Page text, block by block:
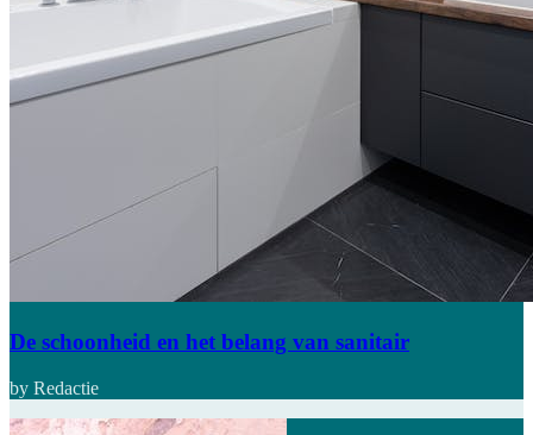
De schoonheid en het belang van sanitair
by Redactie